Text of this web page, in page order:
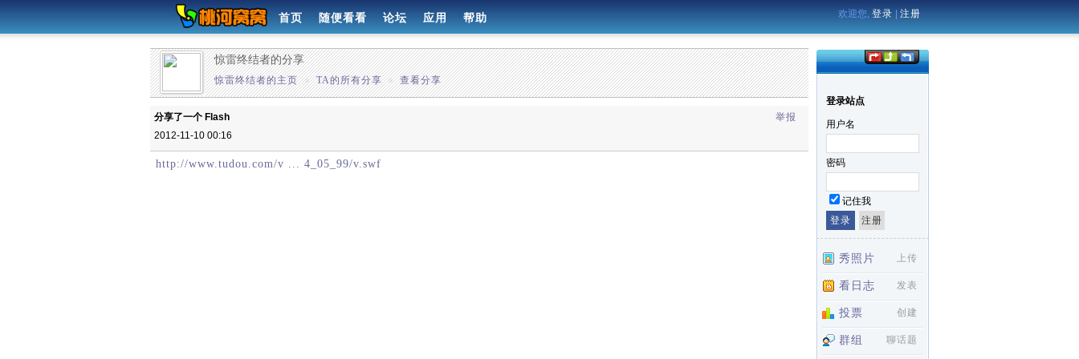
首页 随便看看 论坛 应用 帮助 欢迎您, 登录 注册
惊雷终结者的分享
惊雷终结者的主页 » TA的所有分享 » 查看分享
举报
分享了一个 Flash
2012-11-10 00:16
http://www.tudou.com/v ... 4_05_99/v.swf
登录站点
用户名
密码
记住我
秀照片 上传
看日志 发表
投票 创建
群组 聊话题